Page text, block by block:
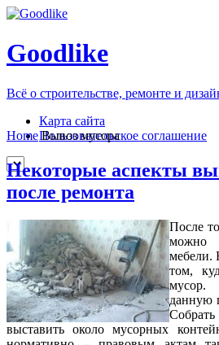
Goodlike
Всё о строительстве, ремонте и
Карта сайта
Пользовательское соглашение
Home Вывоз мусора
Некоторые аспекты
после ремонта
После
можно
мебели.
том,
мусор.
данную
выставить около мусорных